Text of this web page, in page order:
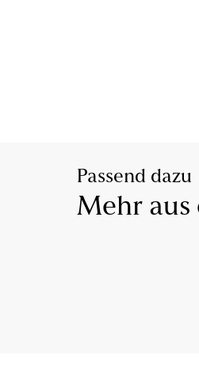
Passend dazu
Mehr aus